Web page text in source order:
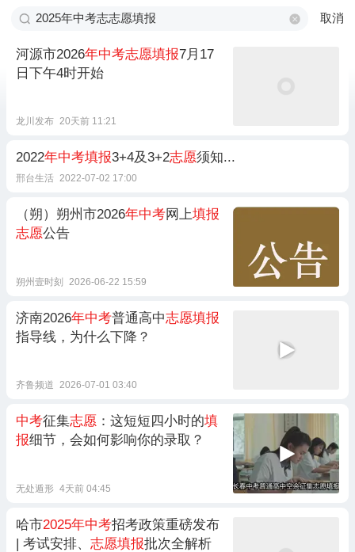
取消
河源市2026年中考志愿填报7月17
日下午4时开始
龙川发布 20天前 11:21
2022年中考填报3+4及3+2志愿须知...
邢台生活 2022-07-02 17:00
（朔）朔州市2026年中考网上填报
志愿公告
朔州壹时刻 2026-06-22 15:59
济南2026年中考普通高中志愿填报
指导线，为什么下降？
齐鲁频道 2026-07-01 03:40
中考征集志愿 ：这短短四小时的填
报细节，会如何影响你的录取？
无处遁形 4天前 04:45
哈市2025年中考招考政策重磅发布
| 考试安排、 志愿填报批次全解析